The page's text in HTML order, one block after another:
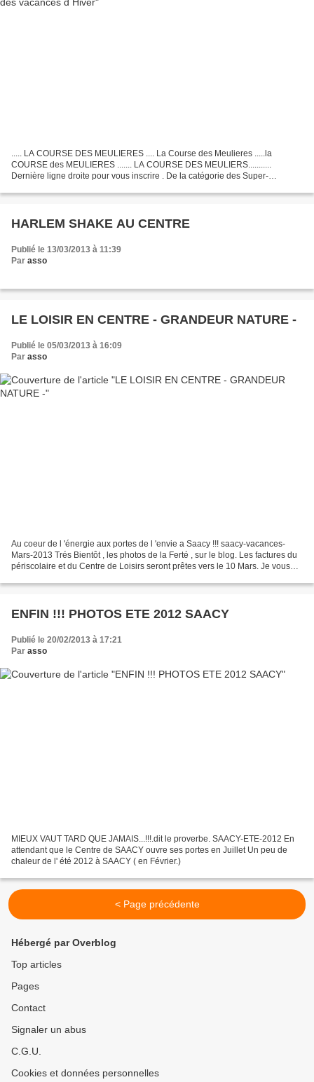
..... LA COURSE DES MEULIERES .... La Course des Meulieres .....la
COURSE des MEULIERES ....... LA COURSE DES MEULIERS...........
Dernière ligne droite pour vous inscrire . De la catégorie des Super-
HARLEM SHAKE AU CENTRE
Publié le 13/03/2013 à 11:39
Par asso
LE LOISIR EN CENTRE - GRANDEUR NATURE -
Publié le 05/03/2013 à 16:09
Par asso
Au coeur de l 'énergie aux portes de l 'envie a Saacy !!! saacy-vacances-
Mars-2013 Trés Bientôt , les photos de la Ferté , sur le blog. Les factures du
périscolaire et du Centre de Loisirs seront prêtes vers le 10 Mars. Je vous
ENFIN !!! PHOTOS ETE 2012 SAACY
Publié le 20/02/2013 à 17:21
Par asso
MIEUX VAUT TARD QUE JAMAIS...!!!.dit le proverbe. SAACY-ETE-2012 En
attendant que le Centre de SAACY ouvre ses portes en Juillet Un peu de
chaleur de l' été 2012 à SAACY ( en Février.)
< Page précédente
Hébergé par Overblog
Top articles
Pages
Contact
Signaler un abus
C.G.U.
Cookies et données personnelles